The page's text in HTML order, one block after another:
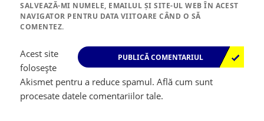
SALVEAZĂ-MI NUMELE, EMAILUL ȘI SITE-UL WEB ÎN ACEST
NAVIGATOR PENTRU DATA VIITOARE CÂND O SĂ
COMENTEZ.
Acest site
folosește
Akismet pentru a reduce spamul.Află cum sunt
procesate datele comentariilor tale.